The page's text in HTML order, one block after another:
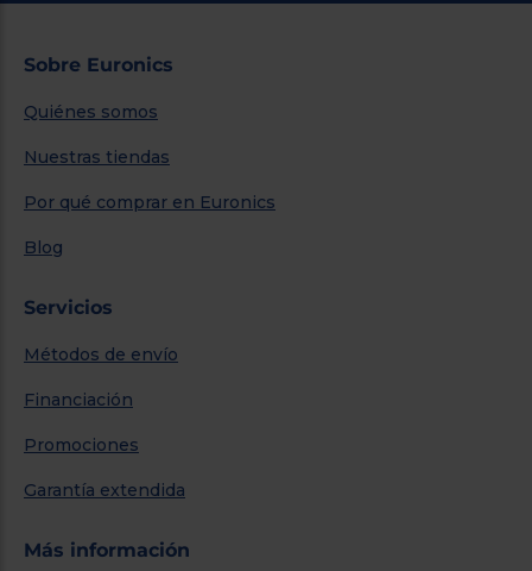
Sobre Euronics
Quiénes somos
Nuestras tiendas
Por qué comprar en Euronics
Blog
Servicios
Métodos de envío
Financiación
Promociones
Garantía extendida
Más información